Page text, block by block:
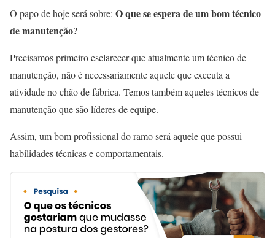
O papo de hoje será sobre: O que se espera de um bom técnico
de manutenção?
Precisamos primeiro esclarecer que atualmente um técnico de
manutenção, não é necessariamente aquele que executa a
atividade no chão de fábrica. Temos também aqueles técnicos de
manutenção que são líderes de equipe.
Assim, um bom profissional do ramo será aquele que possui
habilidades técnicas e comportamentais.